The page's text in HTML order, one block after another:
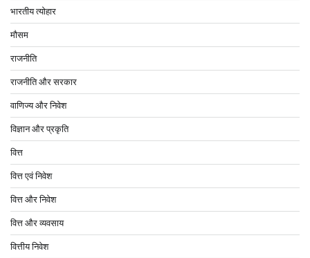
भारतीय त्योहार
मौसम
राजनीति
राजनीति और सरकार
वाणिज्य और निवेश
विज्ञान और प्रकृति
वित्त
वित्त एवं निवेश
वित्त और निवेश
वित्त और व्यवसाय
वित्तीय निवेश